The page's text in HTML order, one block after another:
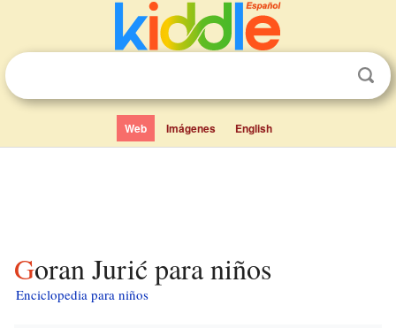
Web Imágenes English
Goran Jurić para niños
Enciclopedia para niños